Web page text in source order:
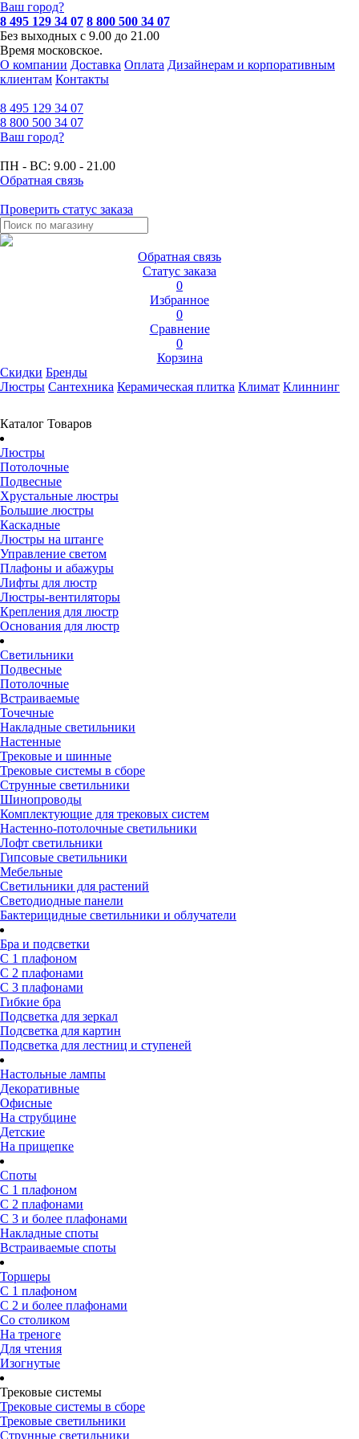
Ваш город?
8 495 129 34 07 8 800 500 34 07
Без выходных с 9.00 до 21.00
Время московское.
О компании Доставка Оплата Дизайнерам и корпоративным
клиентам Контакты
8 495 129 34 07
8 800 500 34 07
Ваш город?
ПН - ВС: 9.00 - 21.00
Обратная связь
Проверить статус заказа
Обратная связь
Статус заказа
0
Избранное
0
Сравнение
0
Корзина
Скидки Бренды
Люстры Сантехника Керамическая плитка Климат Клиннинг
Каталог Товаров
Люстры
Потолочные
Подвесные
Хрустальные люстры
Большие люстры
Каскадные
Люстры на штанге
Управление светом
Плафоны и абажуры
Лифты для люстр
Люстры-вентиляторы
Крепления для люстр
Основания для люстр
Светильники
Подвесные
Потолочные
Встраиваемые
Точечные
Накладные светильники
Настенные
Трековые и шинные
Трековые системы в сборе
Струнные светильники
Шинопроводы
Комплектующие для трековых систем
Настенно-потолочные светильники
Лофт светильники
Гипсовые светильники
Мебельные
Светильники для растений
Светодиодные панели
Бактерицидные светильники и облучатели
Бра и подсветки
С 1 плафоном
С 2 плафонами
С 3 плафонами
Гибкие бра
Подсветка для зеркал
Подсветка для картин
Подсветка для лестниц и ступеней
Настольные лампы
Декоративные
Офисные
На струбцине
Детские
На прищепке
Споты
С 1 плафоном
С 2 плафонами
С 3 и более плафонами
Накладные споты
Встраиваемые споты
Торшеры
С 1 плафоном
С 2 и более плафонами
Со столиком
На треноге
Для чтения
Изогнутые
Трековые системы
Трековые системы в сборе
Трековые светильники
Струнные светильники